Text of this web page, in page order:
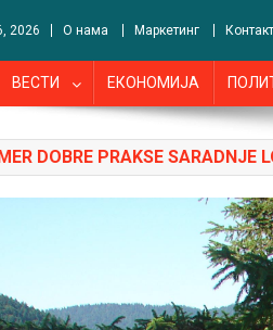
2026 О нама Маркетинг Контакт
ВЕСТИ ЕКОНОМИЈА
DOBRE PRAKSE SARADNJE